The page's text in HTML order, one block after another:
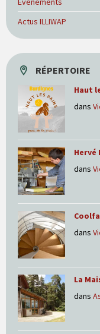
Actus ILLIWAP
RÉPERTOIRE
Haut
dans
Hervé
dans
dans
La
dans